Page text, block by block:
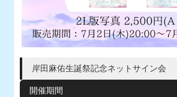
岸田麻佑生誕祭記念ネットサイン会
開催期間